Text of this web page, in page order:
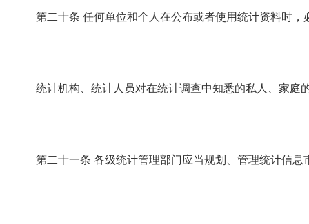
第二十条 任何单位和个人在公布或者使用统计资料时，
统计机构、统计人员对在统计调查中知悉的私人、家庭
第二十一条 各级统计管理部门应当规划、管理统计信